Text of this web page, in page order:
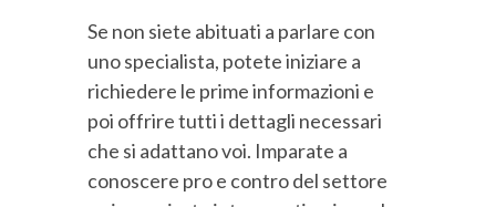
Se non siete abituati a parlare con
uno specialista, potete iniziare a
richiedere le prime informazioni e
poi offrire tutti i dettagli necessari
che si adattano voi. Imparate a
conoscere pro e contro del settore